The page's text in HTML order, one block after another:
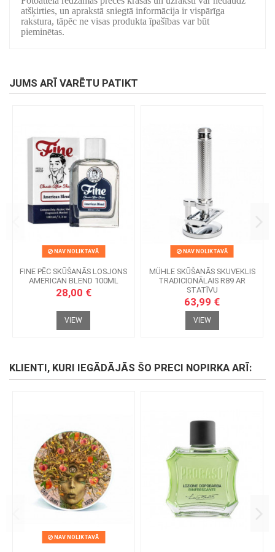
atšķirties, un aprakstā sniegtā informācija ir vispārīga
rakstura, tāpēc ne visas produkta īpašības var būt
pieminētas.
JUMS ARĪ VARĒTU PATIKT
NAV NOLIKTAVĀ
FINE PĒC SKŪŠANĀS LOSJONS
AMERICAN BLEND 100ML
28,00 €
VIEW
NAV NOLIKTAVĀ
MÜHLE SKŪŠANĀS SKUVEKLIS
TRADICIONĀLAIS R89 AR
STATĪVU
63,99 €
VIEW
KLIENTI, KURI IEGĀDĀJĀS ŠO PRECI NOPIRKA ARĪ:
NAV NOLIKTAVĀ